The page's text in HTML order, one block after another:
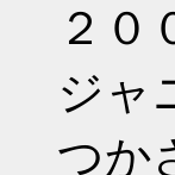
２０
ジャ
つか